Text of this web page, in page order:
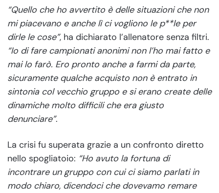
“Quello che ho avvertito è delle situazioni che non
mi piacevano e anche lì ci vogliono le p**le per
dirle le cose”, ha dichiarato l’allenatore senza filtri.
“Io di fare campionati anonimi non l’ho mai fatto e
mai lo farò. Ero pronto anche a farmi da parte,
sicuramente qualche acquisto non è entrato in
sintonia col vecchio gruppo e si erano create delle
dinamiche molto difficili che era giusto
denunciare”.
La crisi fu superata grazie a un confronto diretto
nello spogliatoio: “Ho avuto la fortuna di
incontrare un gruppo con cui ci siamo parlati in
modo chiaro, dicendoci che dovevamo remare